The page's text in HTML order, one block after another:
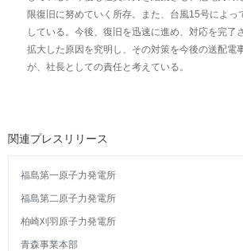
限復旧に努めていく所存。また、台風15号によっ
している。今後、復旧を迅速に進め、対応を完了
拡大した原因を究明し、その対策を今後の送配電
が、社長としての責任と考えている。
関連プレスリリース
福島第一原子力発電所
福島第二原子力発電所
柏崎刈羽原子力発電所
青森事業本部